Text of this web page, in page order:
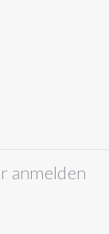
anmelden